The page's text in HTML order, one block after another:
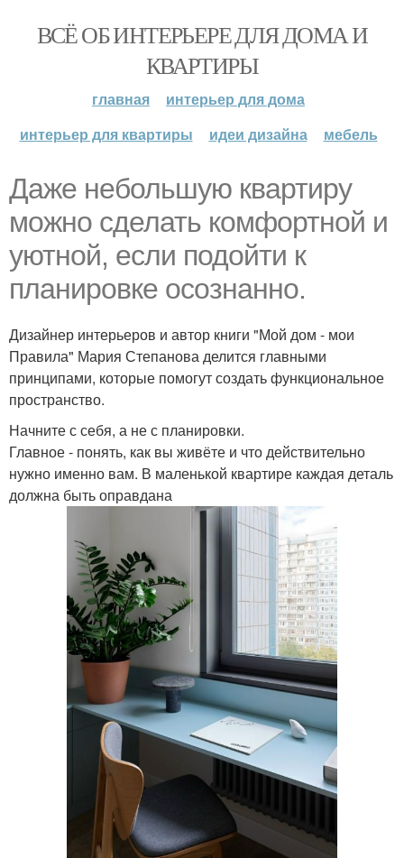
ВСЁ ОБ ИНТЕРЬЕРЕ ДЛЯ ДОМА И
КВАРТИРЫ
главная
интерьер для дома
интерьер для квартиры
идеи дизайна мебель
Даже небольшую квартиру
можно сделать комфортной и
уютной, если подойти к
планировке осознанно.
Дизайнер интерьеров и автор книги "Мой дом - мои
Правила" Мария Степанова делится главными
принципами, которые помогут создать функциональное
пространство.
Начните с себя, а не с планировки.
Главное - понять, как вы живёте и что действительно
нужно именно вам. В маленькой квартире каждая деталь
должна быть оправдана